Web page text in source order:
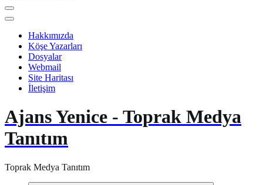
Hakkımızda
Köşe Yazarları
Dosyalar
Webmail
Site Haritası
İletişim
Ajans Yenice - Toprak Medya
Tanıtım
Toprak Medya Tanıtım